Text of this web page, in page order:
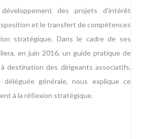
des projets d’intérêt
et le transfert de compétences
stratégique. Dans le cadre de ses
en juin 2016, un guide pratique de
destination des dirigeants associatifs.
déléguée générale, nous explique ce
à la réﬂexion stratégique.